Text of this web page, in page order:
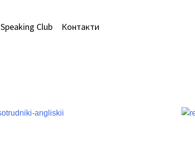
Speaking Club Контакти